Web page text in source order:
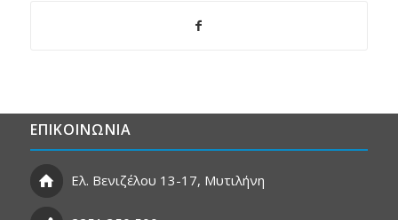
ΕΠΙΚΟΙΝΩΝΙΑ
Ελ. Βενιζέλου 13-17, Μυτιλήνη